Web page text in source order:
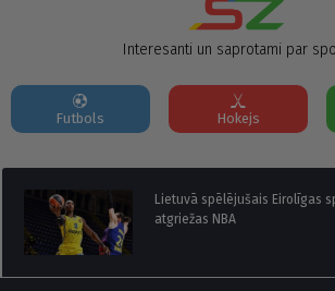
Lietuvā spēlējušais Eirolīgas
atgriežas NBA
Interesanti un saprotami par
Futbols Hokejs
Par mums Reklāmas Parametri
Seko mums: